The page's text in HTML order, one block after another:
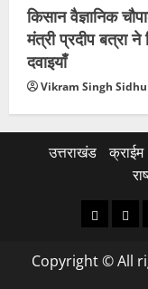
किसान वैज्ञानिक
मंत्री प्रदीप बत्रा
दवाइयाँ
Vikram Singh Sidhu
उत्तराखंड क्राईम
उत्तराखंड
Copyright © All